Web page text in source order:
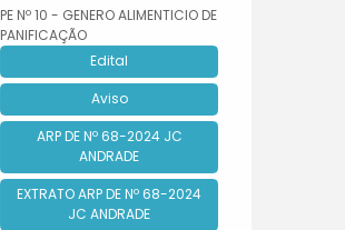
PE Nº 10 - GENERO ALIMENTICIO DE
PANIFICAÇÃO
Edital
Aviso
ARP DE Nº 68-2024 JC
ANDRADE
EXTRATO ARP DE Nº 68-2024
JC ANDRADE